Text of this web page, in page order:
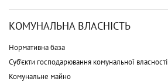
КОМУНАЛЬНА ВЛАСНІСТЬ
Нормативна база
Суб'єкти господарювання комунальної власності
Комунальне майно